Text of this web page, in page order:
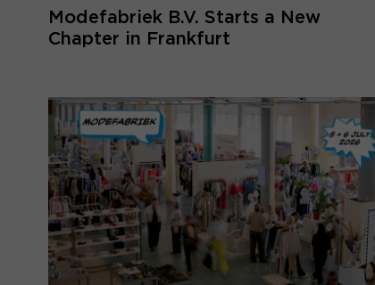
Modefabriek B.V. Starts a New
Chapter in Frankfurt